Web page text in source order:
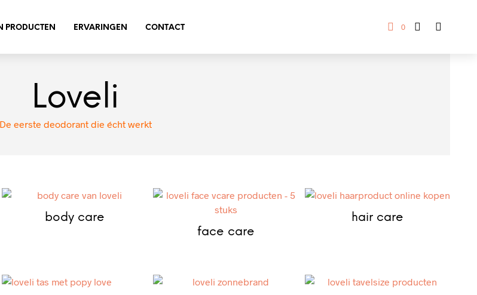
PRODUCTEN ERVARINGEN CONTACT 0
Loveli
De eerste deodorant die écht werkt
body care
face care
hair care